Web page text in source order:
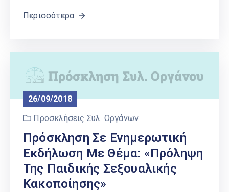
Περισσότερα
26/09/2018
Προσκλήσεις Συλ. Οργάνων
Πρόσκληση Σε Ενημερωτική
Εκδήλωση Με Θέμα: «Πρόληψη
Της Παιδικής Σεξουαλικής
Κακοποίησης»